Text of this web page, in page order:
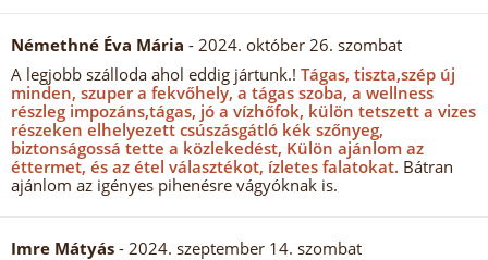
Némethné Éva Mária - 2024. október 26. szombat
A legjobb szálloda ahol eddig jártunk.! Tágas, tiszta,szép új
minden, szuper a fekvőhely, a tágas szoba, a wellness
részleg impozáns,tágas, jó a vízhőfok, külön tetszett a vizes
részeken elhelyezett csúszásgátló kék szőnyeg,
biztonságossá tette a közlekedést, Külön ajánlom az
éttermet, és az étel választékot, ízletes falatokat. Bátran
ajánlom az igényes pihenésre vágyóknak is.
Imre Mátyás - 2024. szeptember 14. szombat